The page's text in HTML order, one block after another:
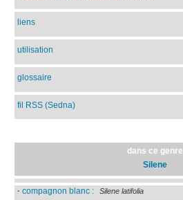
liens
utilisation
glossaire
fil RSS (Sedna)
dans ce genre
Silene
· compagnon blanc : Silene latifolia